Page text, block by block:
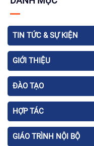
TIN TỨC & SỰ KIỆN
GIỚI THIỆU
ĐÀO TẠO
HỢP TÁC
GIÁO TRÌNH NỘI BỘ